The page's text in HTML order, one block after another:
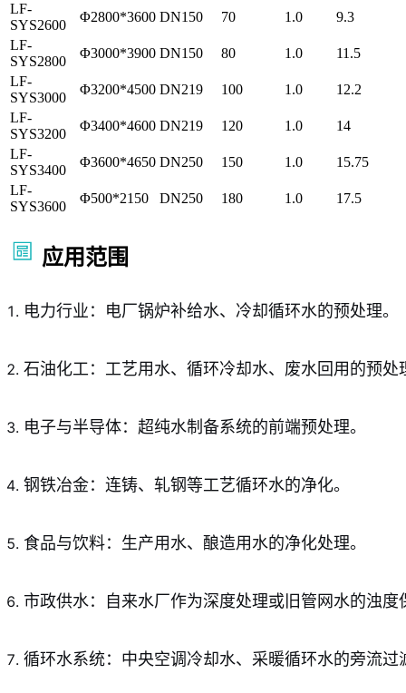
LF-
SYS2600
Φ2800*3600 DN150 70 1.0
9.3
LF-
SYS2800
Φ3000*3900 DN150 80 1.0
11.5
LF-
SYS3000
Φ3200*4500 DN219 100 1.0
12.2
LF-
SYS3200
Φ3400*4600 DN219 120 1.0
14
LF-
SYS3400
Φ3600*4650 DN250 150 1.0
15.75
LF-
SYS3600
Φ500*2150 DN250 180 1.0 17.5
应用范围
电力行业：电厂锅炉补给水、冷却循环水的预处理。
石油化工：工艺用水、循环冷却水、废水回用的预处
电子与半导体：超纯水制备系统的前端预处理。
钢铁冶金：连铸、轧钢等工艺循环水的净化。
食品与饮料：生产用水、酿造用水的净化处理。
市政供水：自来水厂作为深度处理或旧管网水的浊度
循环水系统：中央空调冷却水、采暖循环水的旁流过